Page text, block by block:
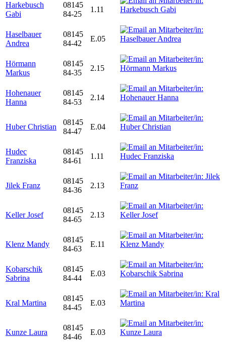
Harkebusch
Gabi
08145
84-25
1.11
Haselbauer
Andrea
08145
84-42
E.05
Hörmann
Markus
08145
84-35
2.15
Hohenauer
Hanna
08145
84-53
2.14
Huber Christian
08145
84-47
E.04
Hudec
Franziska
08145
84-61
1.11
Jilek Franz
08145
84-36
2.13
Keller Josef
08145
84-65
2.13
Klenz Mandy
08145
84-63
E.11
Kobarschik
Sabrina
08145
84-44
E.03
Kral Martina
08145
84-45
E.03
Kunze Laura
08145
84-46
E.03